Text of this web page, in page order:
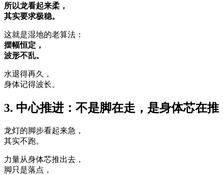
所以龙看起来柔，
其实要求极稳。
这就是湿地的老算法：
摆幅恒定，
波形不乱。
水退得再久，
身体记得波长。
3. 中心推进：不是脚在走，是身体芯在推
龙灯的脚步看起来急，
其实不跑。
力量从身体芯推出去，
脚只是落点，